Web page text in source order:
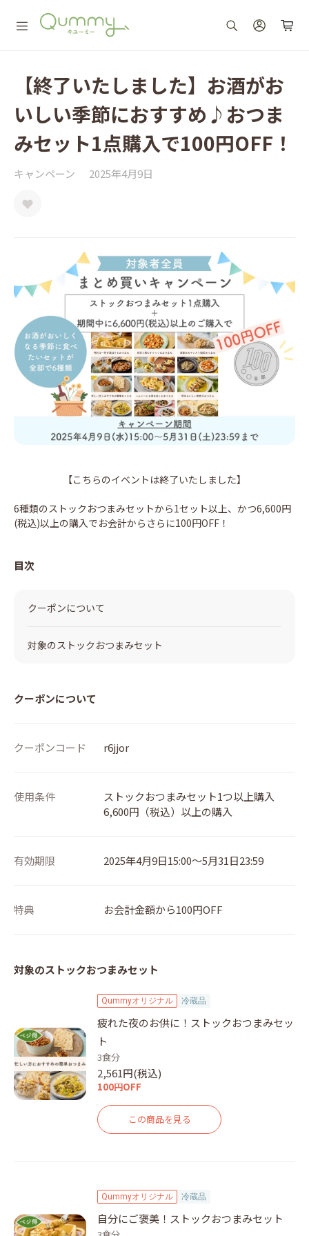
【終了いたしました】お酒がお
いしい季節におすすめ♪おつま
みセット1点購入で100円OFF！
キャンペーン 2025年4月9日
【こちらのイベントは終了いたしました】
6種類のストックおつまみセットから1セット以上、かつ6,600円
(税込)以上の購入でお会計からさらに100円OFF！
目次
クーポンについて
対象のストックおつまみセット
クーポンについて
クーポンコード r6jjor
使用条件
ストックおつまみセット1つ以上購入
6,600円（税込）以上の購入
有効期限 2025年4月9日15:00～5月31日23:59
特典 お会計金額から100円OFF
対象のストックおつまみセット
Qummyオリジナル 冷蔵品
疲れた夜のお供に！ストックおつまみセッ
ト
3食分
2,561円(税込)
100円OFF
この商品を見る
Qummyオリジナル 冷蔵品
自分にご褒美！ストックおつまみセット